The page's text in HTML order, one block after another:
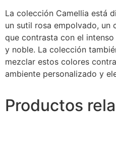
La colección Camellia está
un sutil rosa empolvado,
que contrasta con el
y noble. La colección
mezclar estos colores
ambiente personalizado y
Productos